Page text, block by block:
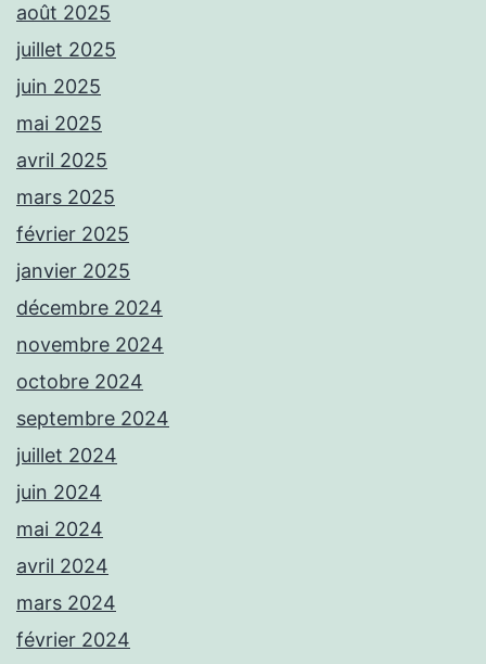
août 2025
juillet 2025
juin 2025
mai 2025
avril 2025
mars 2025
février 2025
janvier 2025
décembre 2024
novembre 2024
octobre 2024
septembre 2024
juillet 2024
juin 2024
mai 2024
avril 2024
mars 2024
février 2024